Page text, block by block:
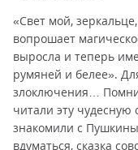
«Свет мой,
вопрошает
выросла и теперь
румяней и белее».
злоключения…
читали эту чудесную
знакомили с
вдуматься, сказка